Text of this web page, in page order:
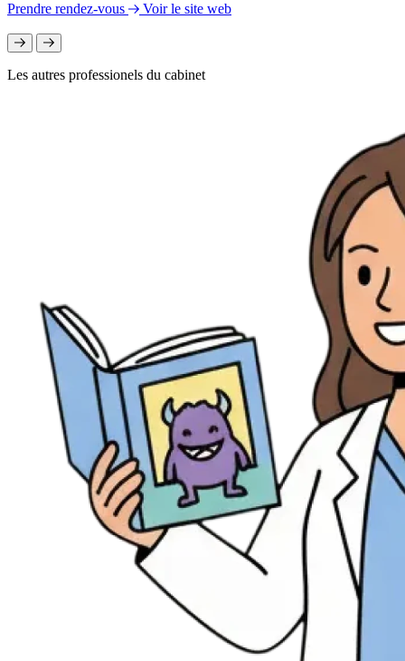
Prendre rendez-vous
Voir le site web
Les autres professionels du cabinet